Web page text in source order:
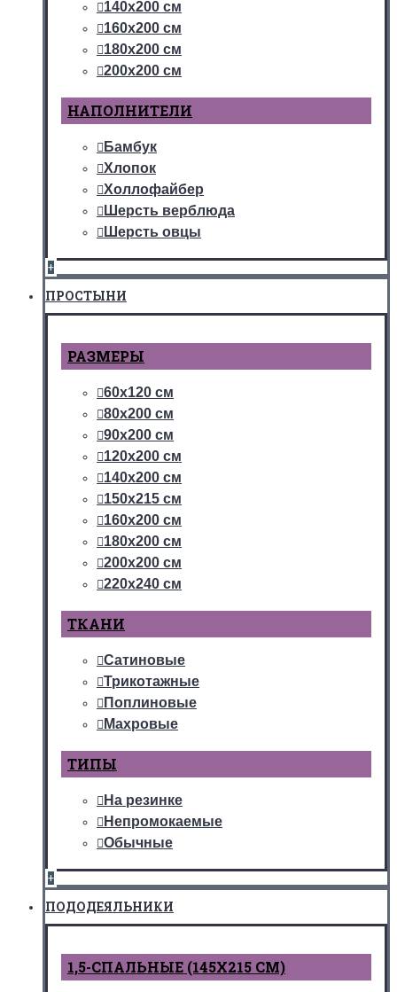
140х200 см
160х200 см
180х200 см
200х200 см
НАПОЛНИТЕЛИ
Бамбук
Хлопок
Холлофайбер
Шерсть верблюда
Шерсть овцы
+
ПРОСТЫНИ
РАЗМЕРЫ
60х120 см
80х200 см
90х200 см
120х200 см
140х200 см
150х215 см
160х200 см
180х200 см
200х200 см
220х240 см
ТКАНИ
Сатиновые
Трикотажные
Поплиновые
Махровые
ТИПЫ
На резинке
Непромокаемые
Обычные
+
ПОДОДЕЯЛЬНИКИ
1,5-СПАЛЬНЫЕ (145Х215 СМ)